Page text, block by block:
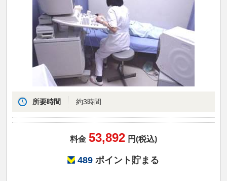
所要時間 約3時間
料金 53,892 円(税込)
489 ポイント貯まる